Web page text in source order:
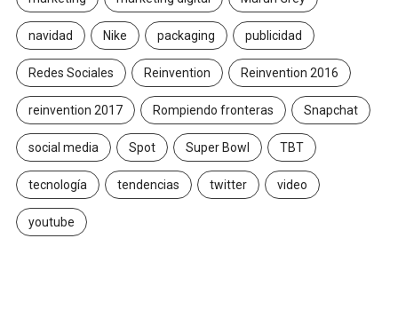
navidad Nike packaging publicidad
Redes Sociales Reinvention Reinvention 2016
reinvention 2017 Rompiendo fronteras Snapchat
social media Spot Super Bowl TBT
tecnología tendencias twitter video
youtube